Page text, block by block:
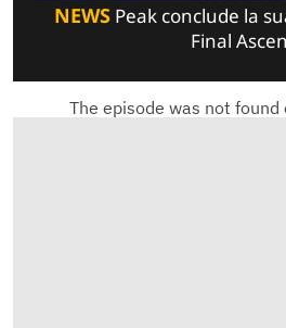
NEWSPeak conclude la
Final